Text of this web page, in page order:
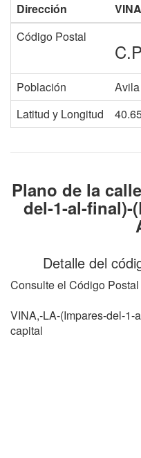
Dirección
Código Postal
Población
Latitud y Longitud
Plano de la
del-1-al-final)-
Detalle del
Consulte el Código
VINA,-LA-(Impares-del-
capital